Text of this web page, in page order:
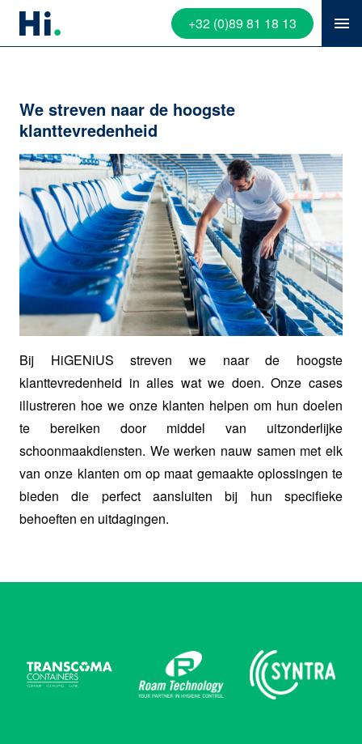
+32 (0)89 81 18 13
We streven naar de hoogste
klanttevredenheid
Bij HiGENiUS streven we naar de hoogste
klanttevredenheid in alles wat we doen. Onze cases
illustreren hoe we onze klanten helpen om hun doelen
te bereiken door middel van uitzonderlijke
schoonmaakdiensten. We werken nauw samen met elk
van onze klanten om op maat gemaakte oplossingen te
bieden die perfect aansluiten bij hun specifieke
behoeften en uitdagingen.